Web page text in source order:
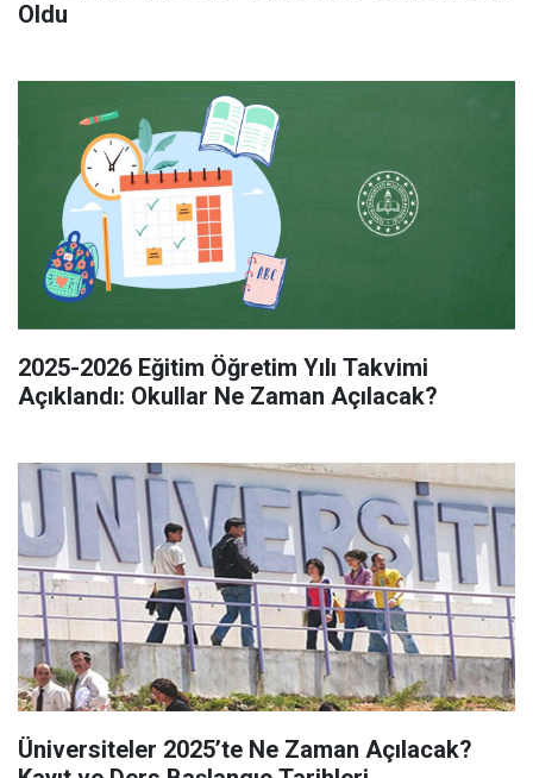
Oldu
2025-2026 Eğitim Öğretim Yılı Takvimi
Açıklandı: Okullar Ne Zaman Açılacak?
Üniversiteler 2025’te Ne Zaman Açılacak?